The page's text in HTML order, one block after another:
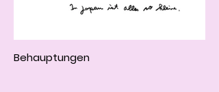
Behauptungen